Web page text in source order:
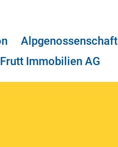
Alpgenossenschaft
Immobilien AG